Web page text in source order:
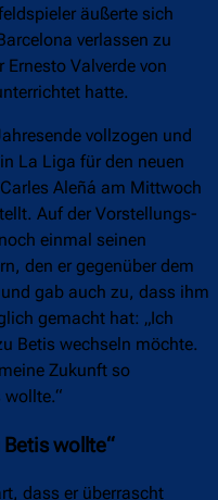
äußerte sich
verlassen zu
Valverde von
hatte.
vollzogen und
La Liga für den neuen
Aleñá am Mittwoch
Auf der Vorstellungs-
einmal seinen
den er gegenüber dem
gab auch zu, dass ihm
gemacht hat: „Ich
Betis wechseln möchte.
Zukunft so
Betis wollte“
dass er überrascht